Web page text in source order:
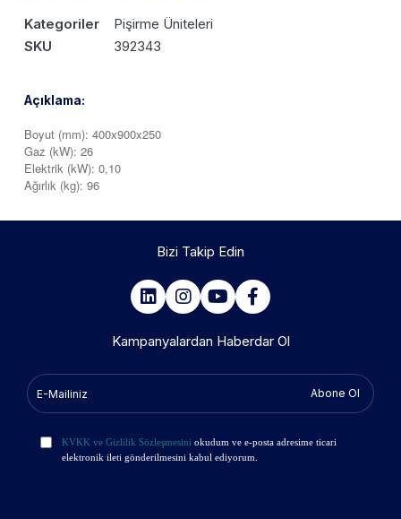
Kategoriler
Pişirme Üniteleri
SKU
392343
Açıklama:
Boyut (mm): 400x900x250
Gaz (kW): 26
Elektrik (kW): 0,10
Ağırlık (kg): 96
Bizi Takip Edin
Kampanyalardan Haberdar Ol
Abone Ol
KVKK ve Gizlilik Sözleşmesini okudum ve e-posta adresime ticari
elektronik ileti gönderilmesini kabul ediyorum.